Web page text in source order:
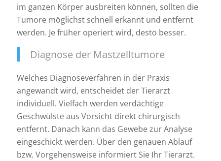
im ganzen Körper ausbreiten können, sollten die
Tumore möglichst schnell erkannt und entfernt
werden. Je früher operiert wird, desto besser.
Diagnose der Mastzelltumore
Welches Diagnoseverfahren in der Praxis
angewandt wird, entscheidet der Tierarzt
individuell. Vielfach werden verdächtige
Geschwülste aus Vorsicht direkt chirurgisch
entfernt. Danach kann das Gewebe zur Analyse
eingeschickt werden. Über den genauen Ablauf
bzw. Vorgehensweise informiert Sie Ihr Tierarzt.